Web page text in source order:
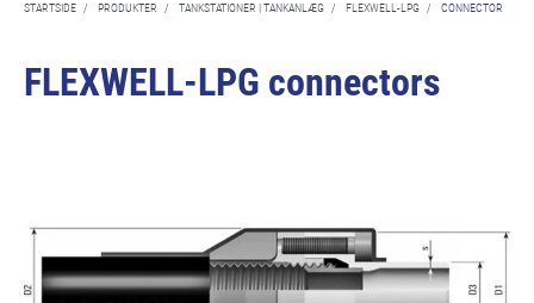
STARTSIDE / PRODUKTER / TANKSTATIONER | TANKANLÆG / FLEXWELL-LPG / CONNECTOR
FLEXWELL-LPG connectors